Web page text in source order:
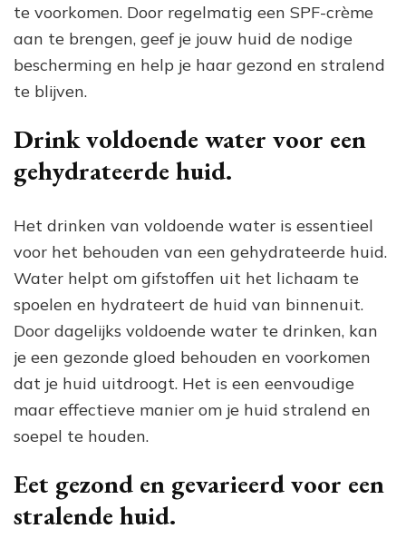
te voorkomen. Door regelmatig een SPF-crème
aan te brengen, geef je jouw huid de nodige
bescherming en help je haar gezond en stralend
te blijven.
Drink voldoende water voor een
gehydrateerde huid.
Het drinken van voldoende water is essentieel
voor het behouden van een gehydrateerde huid.
Water helpt om gifstoffen uit het lichaam te
spoelen en hydrateert de huid van binnenuit.
Door dagelijks voldoende water te drinken, kan
je een gezonde gloed behouden en voorkomen
dat je huid uitdroogt. Het is een eenvoudige
maar effectieve manier om je huid stralend en
soepel te houden.
Eet gezond en gevarieerd voor een
stralende huid.